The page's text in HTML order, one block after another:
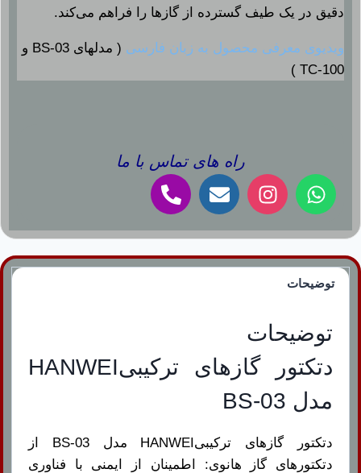
دقیق در یک طیف گسترده از گازها را فراهم می‌کند.
ویدیوی معرفی محصول به زبان فارسی
( مدلهای BS-03 و
TC-100 )
راه های تماس با ما
توضیحات
توضیحات
دتکتور گازهای ترکیبیHANWEI
مدل BS-03
دتکتور گازهای ترکیبیHANWEI مدل BS-03 از
دتکتورهای گاز هانوی: اطمینان از ایمنی با فناوری